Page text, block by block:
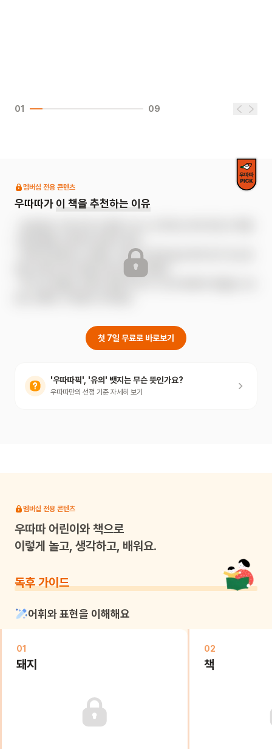
01 09
멤버십 전용 콘텐츠
우따따가 이 책을 추천하는 이유
- 돼지로 변해가는 유쾌한 그림과 곳곳에 숨은 돼지 찾기 요소로
웃음 속에서 메시지를 자연스럽게 전해요.
첫 7일 무료로 바로보기
'우따따픽', '유의' 뱃지는 무슨 뜻인가요?
우따따만의 선정 기준 자세히 보기
멤버십 전용 콘텐츠
우따따어린이와 책으로
이렇게 놀고, 생각하고, 배워요.
독후 가이드
어휘와 표현을 이해해요
01
돼지
02
책